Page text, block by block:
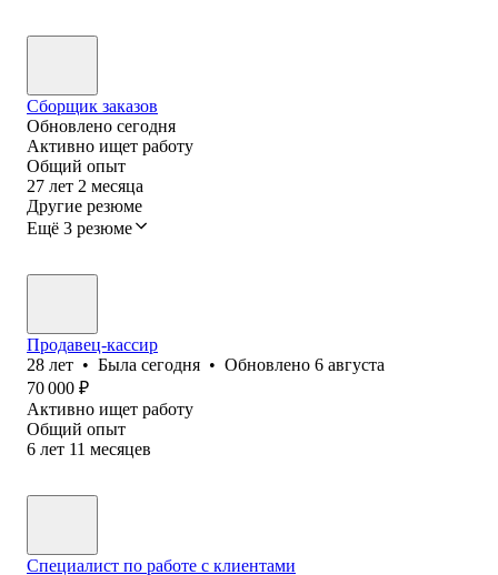
Сборщик заказов
Обновлено сегодня
Активно ищет работу
Общий опыт
27 лет 2 месяца
Другие резюме
Ещё 3 резюме
Продавец-кассир
28 лет • Была сегодня • Обновлено 6 августа
70 000 ₽
Активно ищет работу
Общий опыт
6 лет 11 месяцев
Специалист по работе с клиентами